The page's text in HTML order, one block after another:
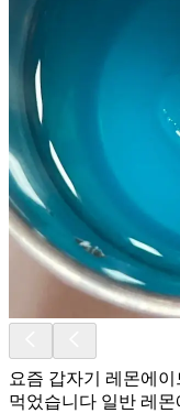
요즘 갑자기 레몬에
먹었습니다 일반 레